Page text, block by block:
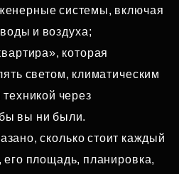
системы, включая
и воздуха;
которая
светом, климатическим
через
вы ни были.
сколько стоит каждый
площадь, планировка,